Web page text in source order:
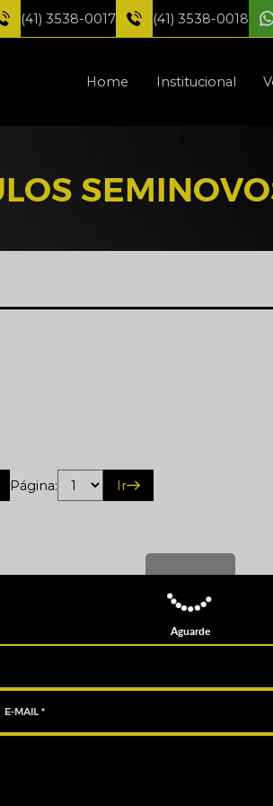
(41) 3538-0017 (41) 3538-0018
Home Institucional
Página: Ir
Aguarde